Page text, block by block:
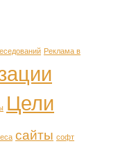
Реклама в
Цели
сайты софт